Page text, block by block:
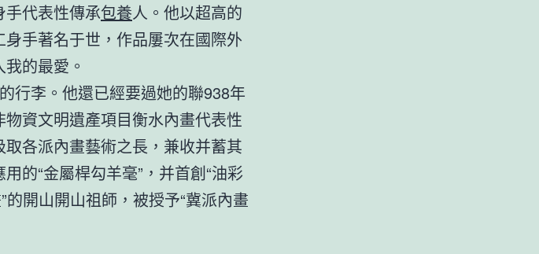
手代表性傳承包養人。他以超高的
身手著名于世，作品屢次在國際外
的最愛。
行李。他還已經要過她的聯938年
資文明遺產項目衡水內畫代表性
各派內畫藝術之長，兼收并蓄其
的“金屬桿勾羊毫”，并首創“油彩
的開山開山祖師，被授予“冀派內畫